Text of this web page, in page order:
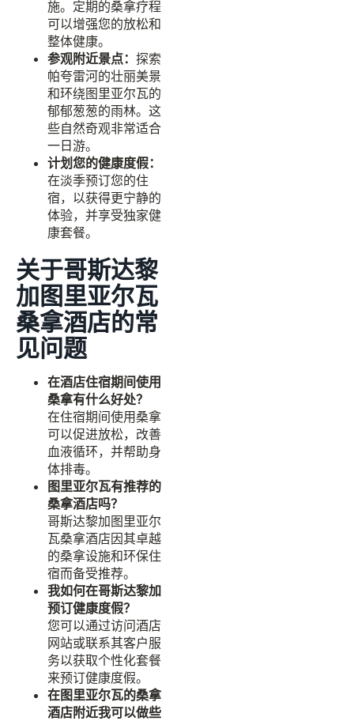
施。定期的桑拿疗程
可以增强您的放松和
整体健康。
参观附近景点： 探索
帕夸雷河的壮丽美景
和环绕图里亚尔瓦的
郁郁葱葱的雨林。这
些自然奇观非常适合
一日游。
计划您的健康度假：
在淡季预订您的住
宿，以获得更宁静的
体验，并享受独家健
康套餐。
关于哥斯达黎
加图里亚尔瓦
桑拿酒店的常
见问题
在酒店住宿期间使用
桑拿有什么好处？
在住宿期间使用桑拿
可以促进放松，改善
血液循环，并帮助身
体排毒。
图里亚尔瓦有推荐的
桑拿酒店吗？
哥斯达黎加图里亚尔
瓦桑拿酒店因其卓越
的桑拿设施和环保住
宿而备受推荐。
我如何在哥斯达黎加
预订健康度假？
您可以通过访问酒店
网站或联系其客户服
务以获取个性化套餐
来预订健康度假。
在图里亚尔瓦的桑拿
酒店附近我可以做些